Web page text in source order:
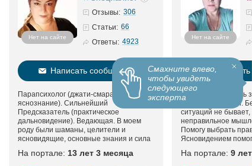
Смахните влево,
чтобы увидеть
следующего
эксперта
Нет на сайте
Отзывы: 306
Статьи: 66
Ответы: 4923
Написать сообщение
Парапсихолог (джати-смара,
яснознание). Сильнейший
Предсказатель (практическое
дальновидение). Ведающая. В моем
роду были шаманы, целители и
ясновидящие, основные знания и сила
На портале: 13 лет 3 месяца
Нет на сайте
Помогу разъяснить
ситуацию в жизни.
ситуаций не
неправильное
Помогу выбрать
Ясновидением
На портале: 9